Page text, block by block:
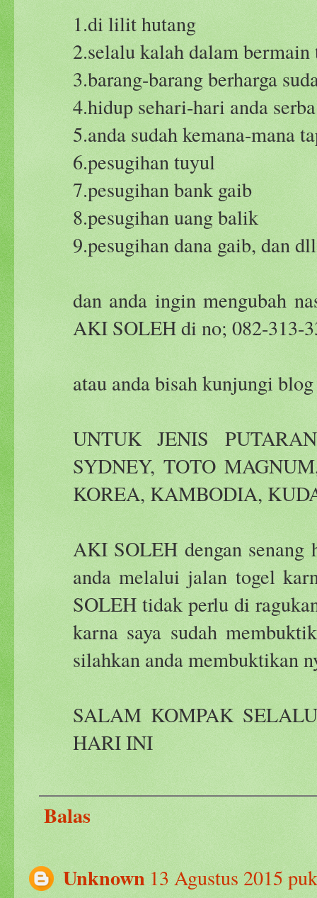
1.di lilit hutang
2.selalu kalah dalam bermain
3.barang-barang berharga
4.hidup sehari-hari anda
5.anda sudah kemana-mana
6.pesugihan tuyul
7.pesugihan bank gaib
8.pesugihan uang balik
9.pesugihan dana gaib, dan dll
dan anda ingin mengubah
AKI SOLEH di no; 082-313-
atau anda bisah kunjungi
UNTUK JENIS
SYDNEY, TOTO
KOREA, KAMBODIA,
AKI SOLEH dengan senang
anda melalui jalan togel
SOLEH tidak perlu di
karna saya sudah
silahkan anda membuktikan
SALAM KOMPAK
HARI INI
Balas
Unknown 13 Agustus 2015